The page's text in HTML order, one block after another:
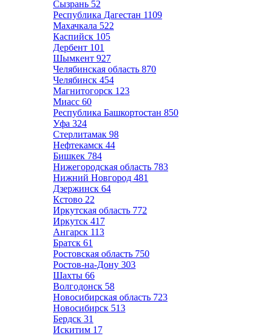
Сызрань 52
Республика Дагестан 1109
Махачкала 522
Каспийск 105
Дербент 101
Шымкент 927
Челябинская область 870
Челябинск 454
Магнитогорск 123
Миасс 60
Республика Башкортостан 850
Уфа 324
Стерлитамак 98
Нефтекамск 44
Бишкек 784
Нижегородская область 783
Нижний Новгород 481
Дзержинск 64
Кстово 22
Иркутская область 772
Иркутск 417
Ангарск 113
Братск 61
Ростовская область 750
Ростов-на-Дону 303
Шахты 66
Волгодонск 58
Новосибирская область 723
Новосибирск 513
Бердск 31
Искитим 17